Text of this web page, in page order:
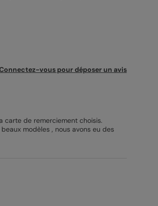
vous pour déposer un avis
carte de remerciement choisis.
modèles , nous avons eu des